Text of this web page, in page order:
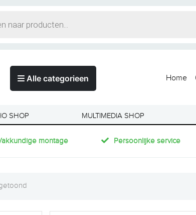
Alle categorieen Home
SHOP MULTIMEDIA SHOP
montage Persoonlijke service